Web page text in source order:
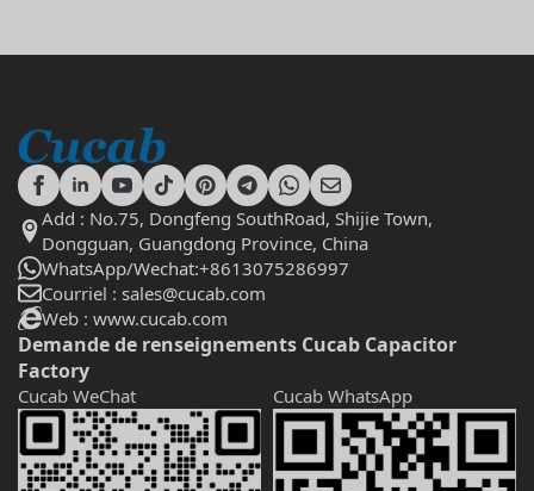
Add : No.75, Dongfeng SouthRoad, Shijie Town,
Dongguan, Guangdong Province, China
WhatsApp/Wechat:+8613075286997
Courriel : sales@cucab.com
Web : www.cucab.com
Demande de renseignements Cucab Capacitor
Factory
Cucab WeChat Cucab WhatsApp